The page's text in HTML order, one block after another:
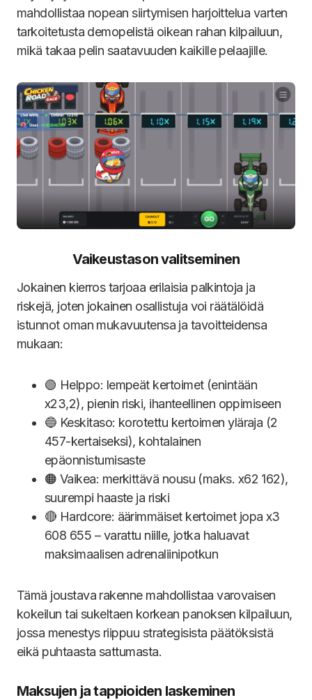
mahdollistaa nopean siirtymisen harjoittelua varten
tarkoitetusta demopelistä oikean rahan kilpailuun,
mikä takaa pelin saatavuuden kaikille pelaajille.
Vaikeustason valitseminen
Jokainen kierros tarjoaa erilaisia palkintoja ja
riskejä, joten jokainen osallistuja voi räätälöidä
istunnot oman mukavuutensa ja tavoitteidensa
mukaan:
🟢 Helppo: lempeät kertoimet (enintään
x23,2), pienin riski, ihanteellinen oppimiseen
🔵 Keskitaso: korotettu kertoimen yläraja (2
457-kertaiseksi), kohtalainen
epäonnistumisaste
🟠 Vaikea: merkittävä nousu (maks. x62 162),
suurempi haaste ja riski
🔴 Hardcore: äärimmäiset kertoimet jopa x3
608 655 – varattu niille, jotka haluavat
maksimaalisen adrenaliinipotkun
Tämä joustava rakenne mahdollistaa varovaisen
kokeilun tai sukeltaen korkean panoksen kilpailuun,
jossa menestys riippuu strategisista päätöksistä
eikä puhtaasta sattumasta.
Maksujen ja tappioiden laskeminen